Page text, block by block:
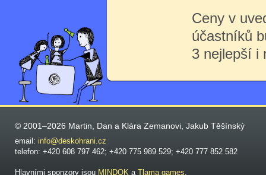
Ceny v
účastníků
3 nejlepší i
© 2001–2026 Martin, Dan a Klára Zemanovi, Jakub Těšínský
email: info@deskohrani.cz
telefon: +420 608 797 462; +420 775 989 529; +420 777 852 582
Hlavními sponzory jsou MINDOK a Tlama games.